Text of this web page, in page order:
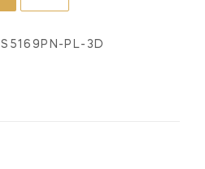
S5169PN-PL-3D